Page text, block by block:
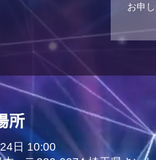
お申
所
日 10:00